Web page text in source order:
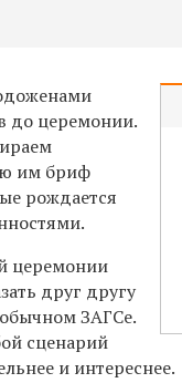
до церемонии.
им бриф
рождается
церемонии
друг другу
ЗАГСе.
сценарий
и интереснее.